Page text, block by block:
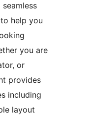
help you
you are
or
provides
including
layout